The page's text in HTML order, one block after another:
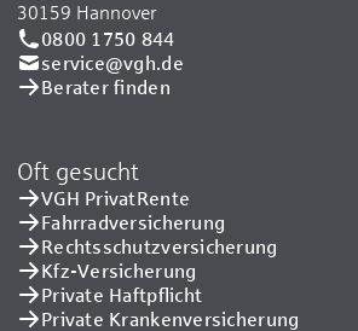
30159 Hannover
0800 1750 844
service@vgh.de
Berater finden
Oft gesucht
VGH PrivatRente
Fahrradversicherung
Rechtsschutzversicherung
Kfz-Versicherung
Private Haftpflicht
Private Kranken­versicherung